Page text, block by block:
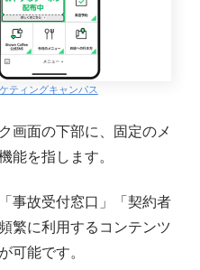
ティングキャンパス
画面の下部に、固定のメ
能を指します。
事故受付窓口」「契約者
繁に利用するコンテンツ
可能です。